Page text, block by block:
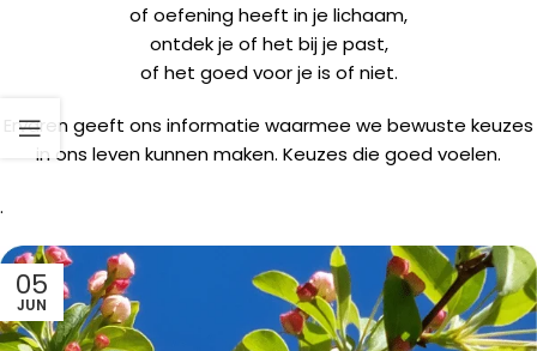
of oefening heeft in je lichaam,
ontdek je of het bij je past,
of het goed voor je is of niet.
Ervaren geeft ons informatie waarmee we bewuste keuzes
in ons leven kunnen maken. Keuzes die goed voelen.
.
05
JUN